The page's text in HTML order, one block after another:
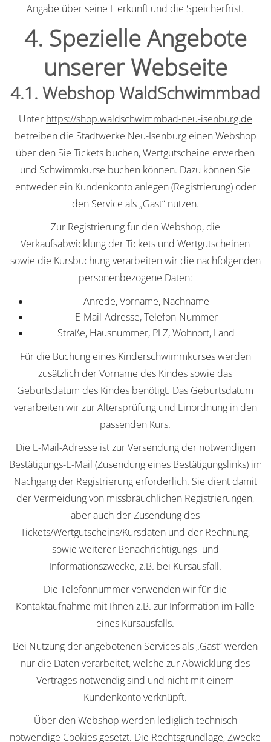
Angabe über seine Herkunft und die Speicherfrist.
4. Spezielle Angebote
unserer Webseite
4.1. Webshop WaldSchwimmbad
Unter https://shop.waldschwimmbad-neu-isenburg.de
betreiben die Stadtwerke Neu-Isenburg einen Webshop
über den Sie Tickets buchen, Wertgutscheine erwerben
und Schwimmkurse buchen können. Dazu können Sie
entweder ein Kundenkonto anlegen (Registrierung) oder
den Service als „Gast“ nutzen.
Zur Registrierung für den Webshop, die
Verkaufsabwicklung der Tickets und Wertgutscheinen
sowie die Kursbuchung verarbeiten wir die nachfolgenden
personenbezogene Daten:
Anrede, Vorname, Nachname
E-Mail-Adresse, Telefon-Nummer
Straße, Hausnummer, PLZ, Wohnort, Land
Für die Buchung eines Kinderschwimmkurses werden
zusätzlich der Vorname des Kindes sowie das
Geburtsdatum des Kindes benötigt. Das Geburtsdatum
verarbeiten wir zur Altersprüfung und Einordnung in den
passenden Kurs.
Die E-Mail-Adresse ist zur Versendung der notwendigen
Bestätigungs-E-Mail (Zusendung eines Bestätigungslinks) im
Nachgang der Registrierung erforderlich. Sie dient damit
der Vermeidung von missbräuchlichen Registrierungen,
aber auch der Zusendung des
Tickets/Wertgutscheins/Kursdaten und der Rechnung,
sowie weiterer Benachrichtigungs- und
Informationszwecke, z.B. bei Kursausfall.
Die Telefonnummer verwenden wir für die
Kontaktaufnahme mit Ihnen z.B. zur Information im Falle
eines Kursausfalls.
Bei Nutzung der angebotenen Services als „Gast“ werden
nur die Daten verarbeitet, welche zur Abwicklung des
Vertrages notwendig sind und nicht mit einem
Kundenkonto verknüpft.
Über den Webshop werden lediglich technisch
notwendige Cookies gesetzt. Die Rechtsgrundlage, Zwecke